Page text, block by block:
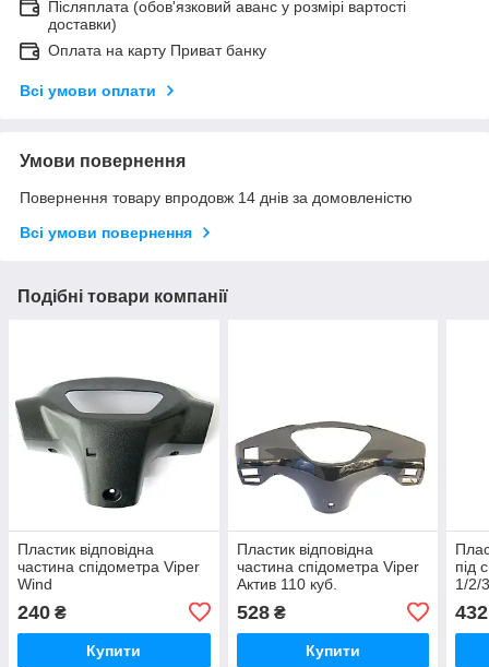
Післяплата (обов'язковий аванс у розмірі вартості
доставки)
Оплата на карту Приват банку
Всі умови оплати
Умови повернення
Повернення товару впродовж 14 днів за домовленістю
Всі умови повернення
Подібні товари компанії
Пластик відповідна
частина спідометра Viper
Wind
240 ₴
Купити
Пластик відповідна
частина спідометра Viper
Актив 110 куб.
528₴
Купити
під
1/2/
432